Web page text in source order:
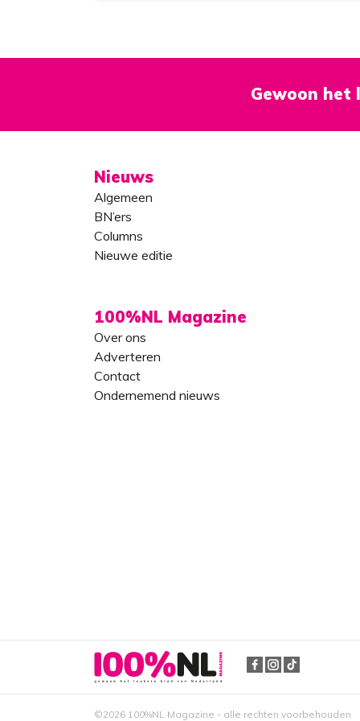
Gewoon het
Nieuws
Algemeen
BN’ers
Columns
Nieuwe editie
100%NL Magazine
Over ons
Adverteren
Contact
Ondernemend nieuws
©2026 100%NL Magazine - alle rechten voorbehouden